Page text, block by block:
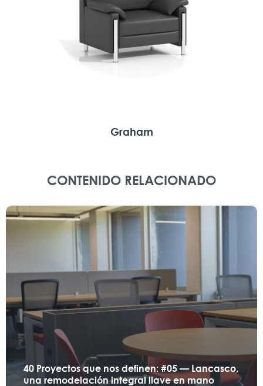
Graham
CONTENIDO RELACIONADO
40 Proyectos que nos definen: #05 — Lancasco,
una remodelación integral llave en mano